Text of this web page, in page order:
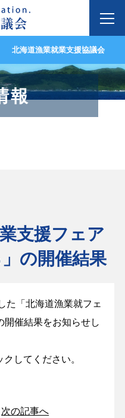
北海道漁業就業支援協議会
報
支援フェア
の開催結果
た「北海道漁業就フェ
開催結果をお知らせし
してください。
次の記事へ